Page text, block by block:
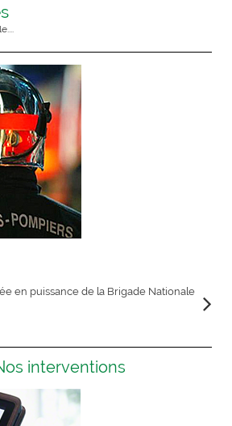
en puissance de la Brigade Nationale
interventions